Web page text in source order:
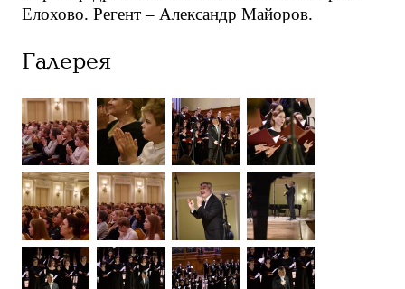
Елохово. Регент – Александр Майоров.
Галерея